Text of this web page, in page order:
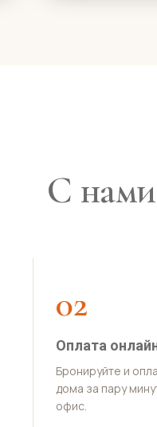
С
02
Оплата
Бронируйте и
дома за пару
офис.